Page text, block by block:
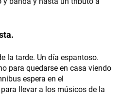
la tarde. Un día espantoso.
para quedarse en casa viendo
espera en el
llevar a los músicos de la